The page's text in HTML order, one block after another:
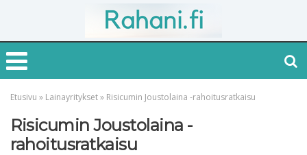
Etusivu » Lainayritykset» Risicumin Joustolaina -rahoitusratkaisu
Risicumin Joustolaina -
rahoitusratkaisu